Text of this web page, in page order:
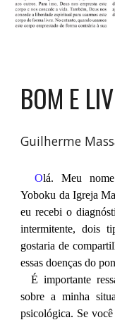
BOM E
Guilherme
Olá. Meu
Yoboku da Igreja
eu recebi o
intermitente, dois
gostaria de
essas doenças do
É importante
sobre a minha
psicológica. Se